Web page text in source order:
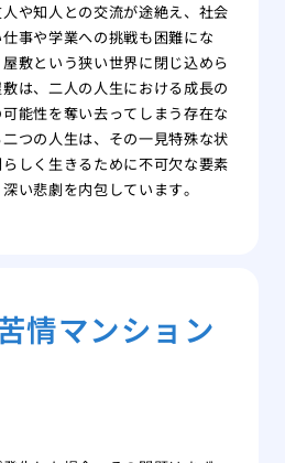
や知人との交流が途絶え、社会
事や学業への挑戦も困難にな
敷という狭い世界に閉じ込めら
は、二人の人生における成長の
能性を奪い去ってしまう存在な
つの人生は、その一見特殊な状
しく生きるために不可欠な要素
い悲劇を内包しています。
情マンション